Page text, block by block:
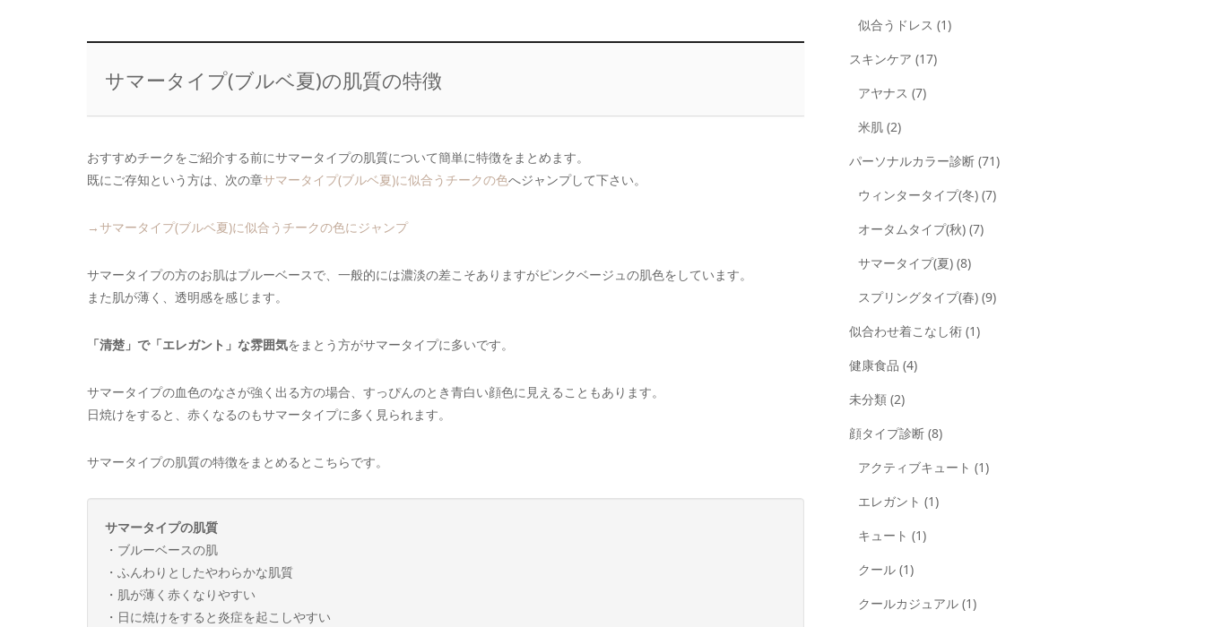
サマータイプ(ブルベ夏)の肌質の特徴
おすすめチークをご紹介する前にサマータイプの肌質について簡単に特徴をまとめます。
既にご存知という方は、次の章サマータイプ(ブルベ夏)に似合うチークの色へジャンプして下さい。
→サマータイプ(ブルベ夏)に似合うチークの色にジャンプ
サマータイプの方のお肌はブルーベースで、一般的には濃淡の差こそありますがピンクベージュの肌色をしています。
また肌が薄く、透明感を感じます。
「清楚」で「エレガント」な雰囲気をまとう方がサマータイプに多いです。
サマータイプの血色のなさが強く出る方の場合、すっぴんのとき青白い顔色に見えることもあります。
日焼けをすると、赤くなるのもサマータイプに多く見られます。
サマータイプの肌質の特徴をまとめるとこちらです。
サマータイプの肌質
・ブルーベースの肌
・ふんわりとしたやわらかな肌質
・肌が薄く赤くなりやすい
・日に焼けをすると炎症を起こしやすい
似合うドレス (1)
スキンケア (17)
アヤナス (7)
米肌 (2)
パーソナルカラー診断 (71)
ウィンタータイプ(冬) (7)
オータムタイプ(秋) (7)
サマータイプ(夏) (8)
スプリングタイプ(春) (9)
似合わせ着こなし術 (1)
健康食品 (4)
未分類 (2)
顔タイプ診断 (8)
アクティブキュート (1)
エレガント (1)
キュート (1)
クール (1)
クールカジュアル (1)